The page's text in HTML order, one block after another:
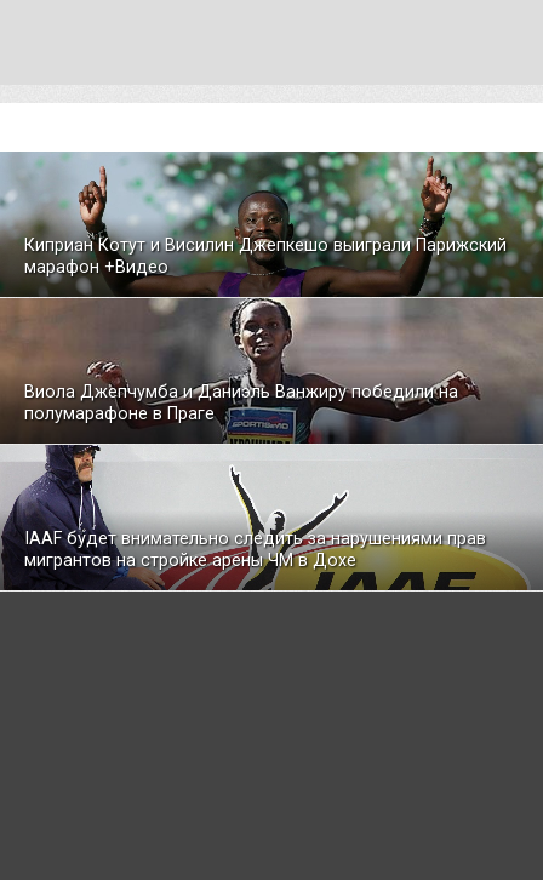
Киприан Котут и Висилин Джепкешо выиграли Парижский
марафон +Видео
Виола Джепчумба и Даниэль Ванжиру победили на
полумарафоне в Праге
IAAF будет внимательно следить за нарушениями прав
мигрантов на стройке арены ЧМ в Дохе